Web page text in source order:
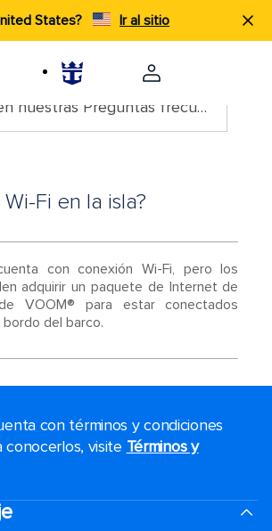
States? Ir al sitio
Busca en nuestras Preguntas frecuentes
Wi-Fi en la isla?
con conexión Wi-Fi, pero los
adquirir un paquete de Internet de
VOOM® para estar conectados
del barco.
con términos y condiciones
conocerlos, visite Términos y